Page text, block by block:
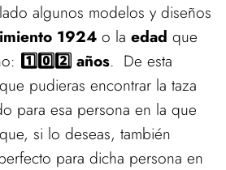
algunos modelos y diseños
1924 o la edad que
1️⃣0️⃣2️⃣ años. De esta
pudieras encontrar la taza
para esa persona en la que
si lo deseas, también
para dicha persona en